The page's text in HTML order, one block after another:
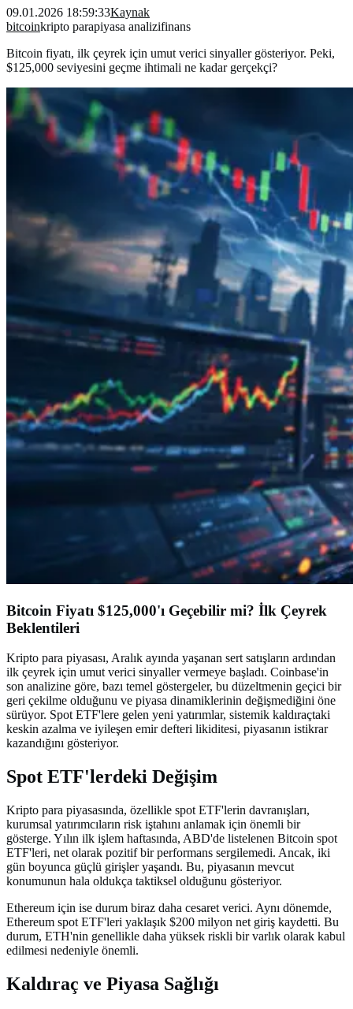
09.01.2026 18:59:33Kaynak
bitcoinkripto parapiyasa analizifinans
Bitcoin fiyatı, ilk çeyrek için umut verici sinyaller gösteriyor. Peki,
$125,000 seviyesini geçme ihtimali ne kadar gerçekçi?
Bitcoin Fiyatı $125,000'ı Geçebilir mi? İlk Çeyrek
Beklentileri
Kripto para piyasası, Aralık ayında yaşanan sert satışların ardından
ilk çeyrek için umut verici sinyaller vermeye başladı. Coinbase'in
son analizine göre, bazı temel göstergeler, bu düzeltmenin geçici bir
geri çekilme olduğunu ve piyasa dinamiklerinin değişmediğini öne
sürüyor. Spot ETF'lere gelen yeni yatırımlar, sistemik kaldıraçtaki
keskin azalma ve iyileşen emir defteri likiditesi, piyasanın istikrar
kazandığını gösteriyor.
Spot ETF'lerdeki Değişim
Kripto para piyasasında, özellikle spot ETF'lerin davranışları,
kurumsal yatırımcıların risk iştahını anlamak için önemli bir
gösterge. Yılın ilk işlem haftasında, ABD'de listelenen Bitcoin spot
ETF'leri, net olarak pozitif bir performans sergilemedi. Ancak, iki
gün boyunca güçlü girişler yaşandı. Bu, piyasanın mevcut
konumunun hala oldukça taktiksel olduğunu gösteriyor.
Ethereum için ise durum biraz daha cesaret verici. Aynı dönemde,
Ethereum spot ETF'leri yaklaşık $200 milyon net giriş kaydetti. Bu
durum, ETH'nin genellikle daha yüksek riskli bir varlık olarak kabul
edilmesi nedeniyle önemli.
Kaldıraç ve Piyasa Sağlığı